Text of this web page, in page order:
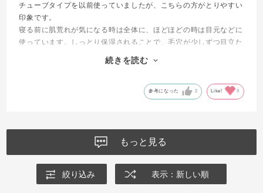
チューブタイプを以前使っていましたが、こちらの方がとりやすい
印象です。
寝る前に肌荒れが気になる時は全体に、ほどほどの時は目元などに
使っています。しっとり保湿されることで、毛穴が少しずつ目立た
しっとりしてますが、こってりしすぎておらず、夏も問題なく使用
続きを読む
参考になった 2 Like! 0
もっと見る
絞り込み 表示：新しい順